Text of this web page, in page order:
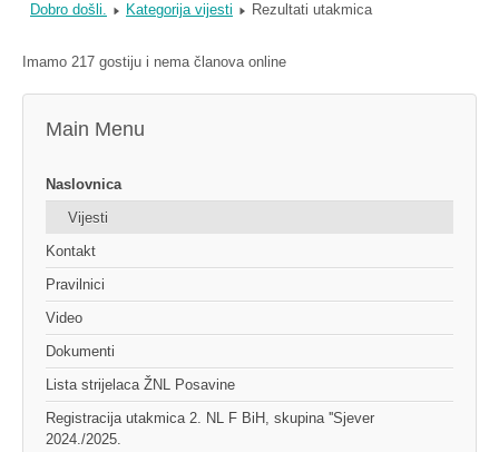
Dobro došli. Kategorija vijesti Rezultati utakmica
Imamo 217 gostiju i nema članova online
Main Menu
Naslovnica
Vijesti
Kontakt
Pravilnici
Video
Dokumenti
Lista strijelaca ŽNL Posavine
Registracija utakmica 2. NL F BiH, skupina ''Sjever
2024./2025.